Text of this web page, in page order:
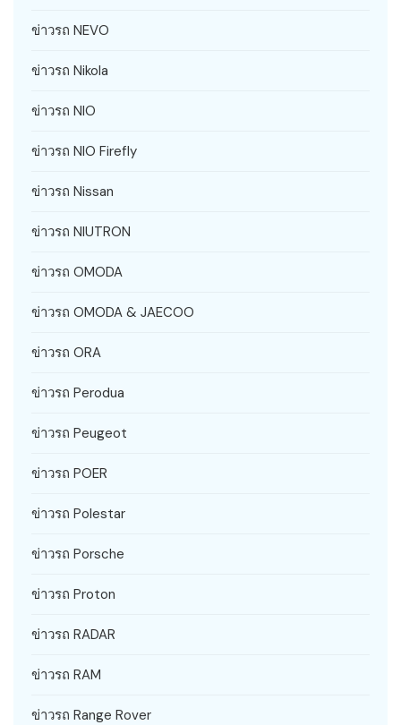
ข่าวรถ NEVO
ข่าวรถ Nikola
ข่าวรถ NIO
ข่าวรถ NIO Firefly
ข่าวรถ Nissan
ข่าวรถ NIUTRON
ข่าวรถ OMODA
ข่าวรถ OMODA & JAECOO
ข่าวรถ ORA
ข่าวรถ Perodua
ข่าวรถ Peugeot
ข่าวรถ POER
ข่าวรถ Polestar
ข่าวรถ Porsche
ข่าวรถ Proton
ข่าวรถ RADAR
ข่าวรถ RAM
ข่าวรถ Range Rover